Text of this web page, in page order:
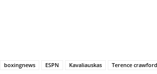
boxingnews ESPN Kavaliauskas Terence crawford